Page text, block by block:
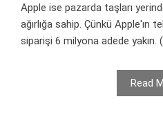
Apple ise pazarda taşları
ağırlığa sahip. Çünkü Apple'ın
siparişi 6 milyona adede yakın.
Read